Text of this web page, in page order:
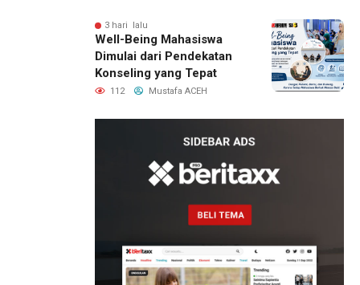
3 hari lalu
Well-Being Mahasiswa
Dimulai dari Pendekatan
Konseling yang Tepat
112 Mustafa ACEH